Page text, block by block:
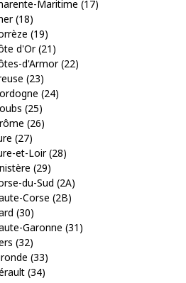
Maritime (17)
(18)
(19)
d'Or (21)
d'Armor (22)
(23)
(24)
(25)
(26)
(27)
et-Loir (28)
(29)
du-Sud (2A)
Corse (2B)
(30)
Garonne (31)
(32)
(33)
(34)